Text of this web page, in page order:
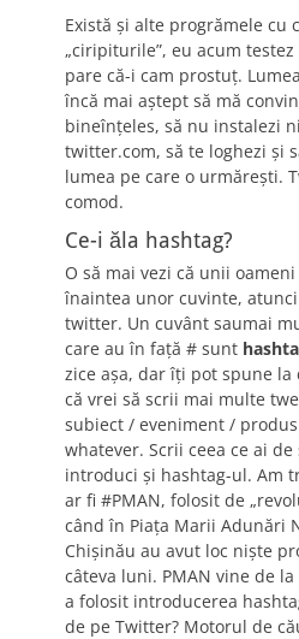
Există şi alte progrămele cu
„ciripiturile”, eu acum testez
pare că-i cam prostuţ.
încă mai aştept să mă
bineînţeles, să nu instalezi
twitter.com, să te loghezi şi
lumea pe care o urmăreşti.
comod.
Ce-i ăla hashtag?
O să mai vezi că unii
înaintea unor cuvinte,
twitter. Un cuvânt saumai
care au în faţă # sunt
zice aşa, dar îţi pot spune la
că vrei să scrii mai multe
subiect / eveniment /
whatever. Scrii ceea ce ai
introduci şi hashtag-ul. Am
ar fi #PMAN, folosit de
când în Piaţa Marii Adunări
Chişinău au avut loc nişte
câteva luni. PMAN vine de
a folosit introducerea
de pe Twitter? Motorul de